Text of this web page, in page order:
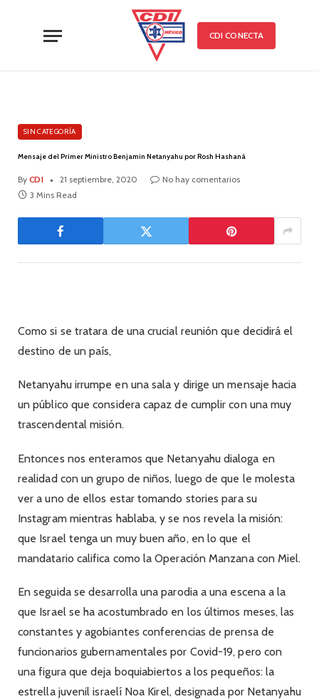
CDI CONECTA
SIN CATEGORÍA
Mensaje del Primer Ministro Benjamin Netanyahu por Rosh Hashaná
By CDI 21 septiembre, 2020
No hay comentarios
3 Mins Read
Como si se tratara de una crucial reunión que decidirá el
destino de un país,
Netanyahu irrumpe en una sala y dirige un mensaje hacia
un público que considera capaz de cumplir con una muy
trascendental misión.
Entonces nos enteramos que Netanyahu dialoga en
realidad con un grupo de niños, luego de que le molesta
ver a uno de ellos estar tomando stories para su
Instagram mientras hablaba, y se nos revela la misión:
que Israel tenga un muy buen año, en lo que el
mandatario califica como la Operación Manzana con Miel.
En seguida se desarrolla una parodia a una escena a la
que Israel se ha acostumbrado en los últimos meses, las
constantes y agobiantes conferencias de prensa de
funcionarios gubernamentales por Covid-19, pero con
una figura que deja boquiabiertos a los pequeños: la
estrella juvenil israelí Noa Kirel, designada por Netanyahu